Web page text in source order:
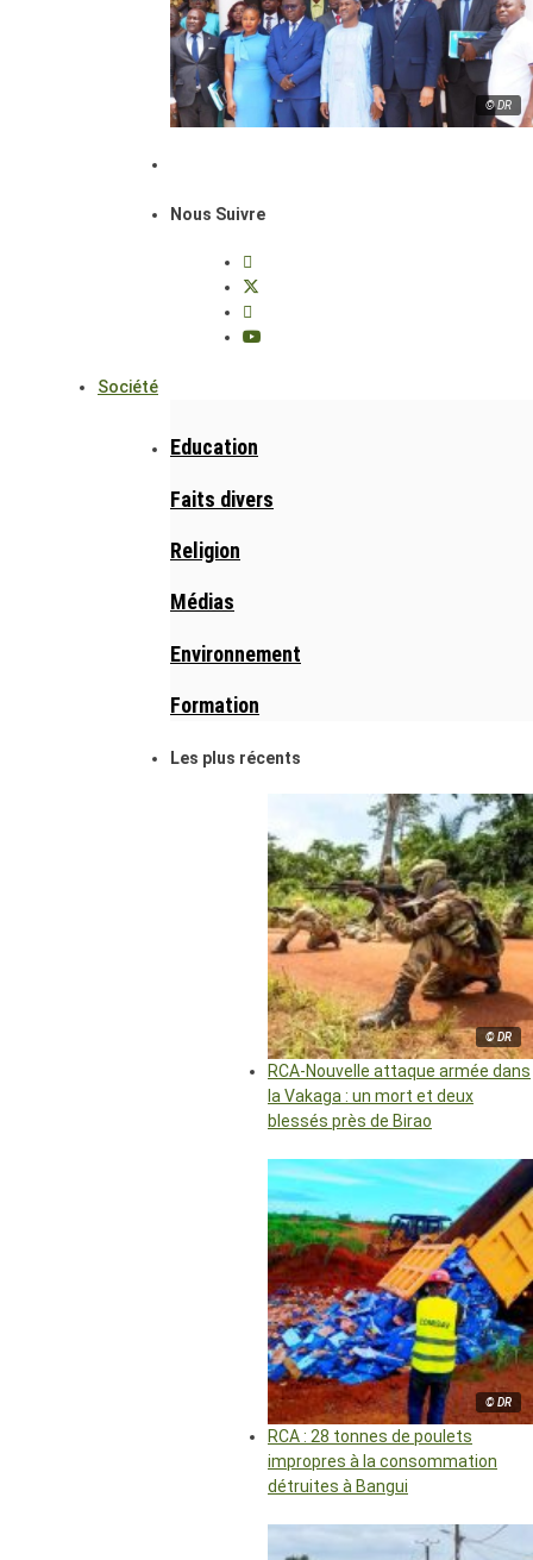
© DR
Nous Suivre
Société
Education
Faits divers
Religion
Médias
Environnement
Formation
Les plus récents
© DR
RCA-Nouvelle attaque armée dans
la Vakaga : un mort et deux
blessés près de Birao
© DR
RCA : 28 tonnes de poulets
impropres à la consommation
détruites à Bangui